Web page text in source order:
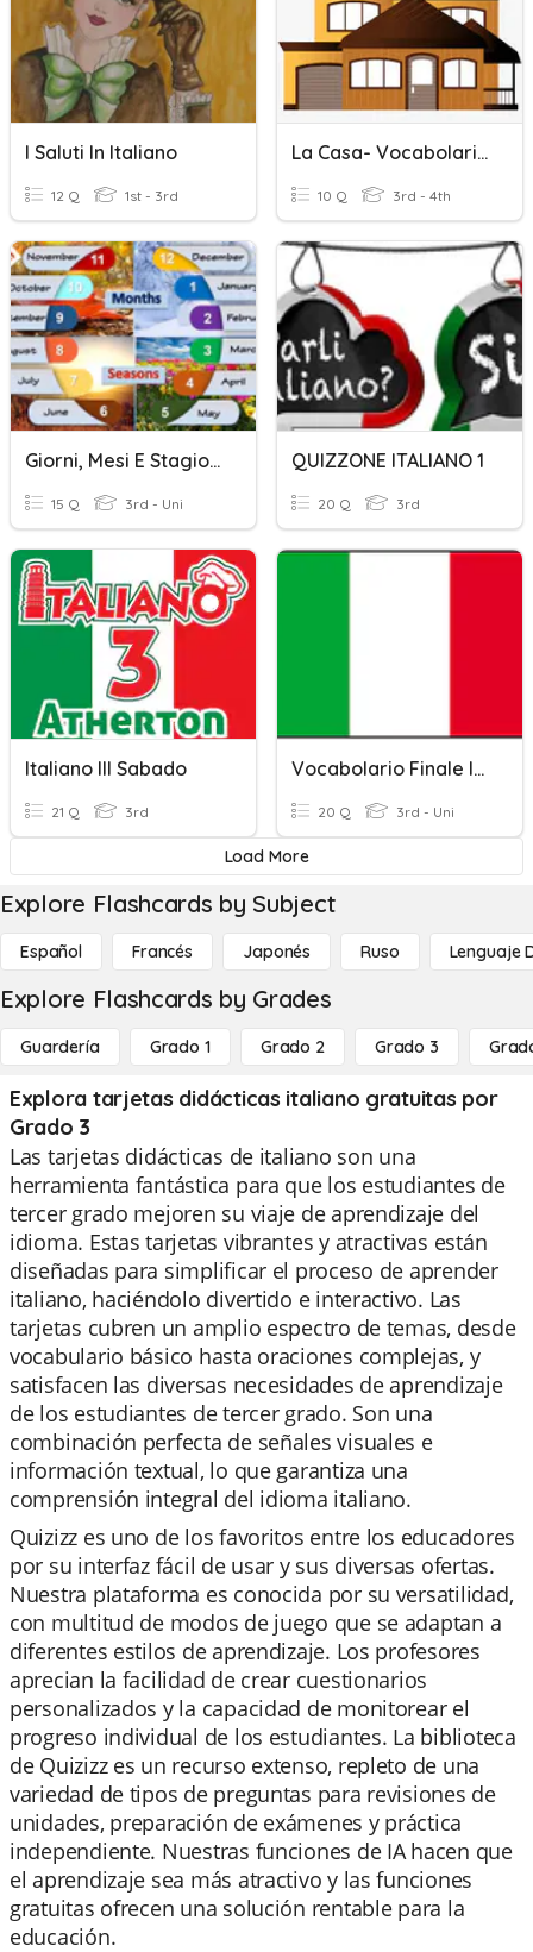
I Saluti In Italiano
12 Q 1st - 3rd
La Casa- Vocabolario Italiano
10 Q 3rd - 4th
Giorni, Mesi E Stagioni In Italiano
15 Q 3rd - Uni
QUIZZONE ITALIANO 1
20 Q 3rd
Italiano III Sabado
21 Q 3rd
Vocabolario Finale Italiano 2
20 Q 3rd - Uni
Load More
Explore Flashcards by Subject
Español Francés Japonés Ruso Lenguaje
Explore Flashcards by Grades
Guardería Grado 1 Grado 2 Grado 3
Explora tarjetas didácticas italiano gratuitas por
Grado 3
Las tarjetas didácticas de italiano son una
herramienta fantástica para que los estudiantes de
tercer grado mejoren su viaje de aprendizaje del
idioma. Estas tarjetas vibrantes y atractivas están
diseñadas para simplificar el proceso de aprender
italiano, haciéndolo divertido e interactivo. Las
tarjetas cubren un amplio espectro de temas, desde
vocabulario básico hasta oraciones complejas, y
satisfacen las diversas necesidades de aprendizaje
de los estudiantes de tercer grado. Son una
combinación perfecta de señales visuales e
información textual, lo que garantiza una
comprensión integral del idioma italiano.
Quizizz es uno de los favoritos entre los educadores
por su interfaz fácil de usar y sus diversas ofertas.
Nuestra plataforma es conocida por su versatilidad,
con multitud de modos de juego que se adaptan a
diferentes estilos de aprendizaje. Los profesores
aprecian la facilidad de crear cuestionarios
personalizados y la capacidad de monitorear el
progreso individual de los estudiantes. La biblioteca
de Quizizz es un recurso extenso, repleto de una
variedad de tipos de preguntas para revisiones de
unidades, preparación de exámenes y práctica
independiente. Nuestras funciones de IA hacen que
el aprendizaje sea más atractivo y las funciones
gratuitas ofrecen una solución rentable para la
educación.